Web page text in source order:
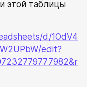
этой таблицы
d/1OdV4
edit?